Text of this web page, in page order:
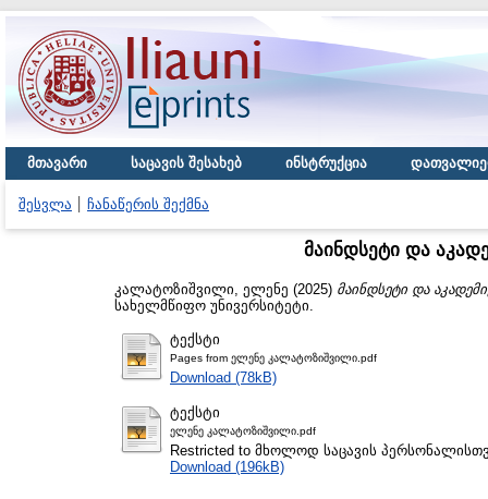
მთავარი საცავის შესახებ ინსტრუქცია
შესვლა ჩანაწერის შექმნა
მაინდსეტი და
კალატოზიშვილი, ელენე (2025) მაინდსეტი და
სახელმწიფო უნივერსიტეტი.
ტექსტი
Pages from ელენე კალატოზიშვილი.pdf
Download (78kB)
ტექსტი
ელენე კალატოზიშვილი.pdf
Restricted to მხოლოდ საცავის
Download (196kB)